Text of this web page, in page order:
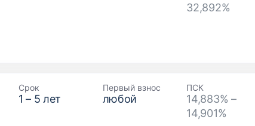
32,892%
Срок
1 – 5 лет
Первый взнос
любой
ПСК
14,883% –
14,901%